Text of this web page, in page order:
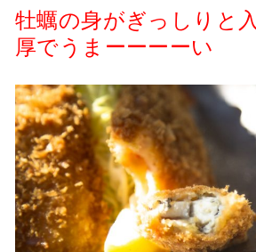
牡蠣の身がぎっしりと
厚でうまーーーーい